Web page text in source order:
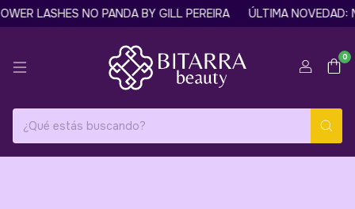
LASHES NO PANDA BY GILL PEREIRA ÚLTIMA NOVEDAD:
0